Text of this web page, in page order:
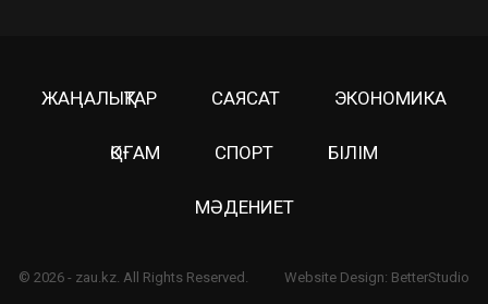
ЖАҢАЛЫҚТАР САЯСАТ ЭКОНОМИКА
ҚОҒАМ СПОРТ БІЛІМ
МӘДЕНИЕТ
© 2026 - zau.kz. All Rights Reserved. Website Design: BetterStudio